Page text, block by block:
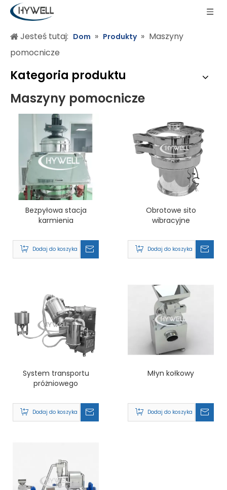
Jesteś tutaj: Dom » Produkty » Maszyny
pomocnicze
Kategoria produktu
Maszyny pomocnicze
Bezpyłowa stacja
karmienia
Dodaj do koszyka
Obrotowe sito
wibracyjne
Dodaj do koszyka
System transportu
próżniowego
Dodaj do koszyka
Młyn kołkowy
Dodaj do koszyka